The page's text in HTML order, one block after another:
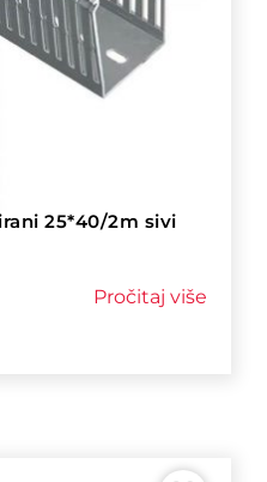
25*40/2m sivi
Pročitaj više